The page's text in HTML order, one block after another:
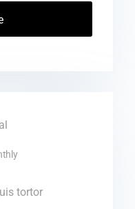
tortor